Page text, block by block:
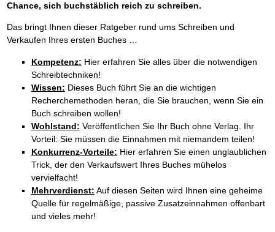
Chance, sich buchstäblich reich zu schreiben.
Das bringt Ihnen dieser Ratgeber rund ums Schreiben und
Verkaufen Ihres ersten Buches …
Kompetenz: Hier erfahren Sie alles über die notwendigen
Schreibtechniken!
Wissen: Dieses Buch führt Sie an die wichtigen
Recherchemethoden heran, die Sie brauchen, wenn Sie ein
Buch schreiben wollen!
Wohlstand: Veröffentlichen Sie Ihr Buch ohne Verlag. Ihr
Vorteil: Sie müssen die Einnahmen mit niemandem teilen!
Konkurrenz-Vorteile: Hier erfahren Sie einen unglaublichen
Trick, der den Verkaufswert Ihres Buches mühelos
vervielfacht!
Mehrverdienst: Auf diesen Seiten wird Ihnen eine geheime
Quelle für regelmäßige, passive Zusatzeinnahmen offenbart
und vieles mehr!